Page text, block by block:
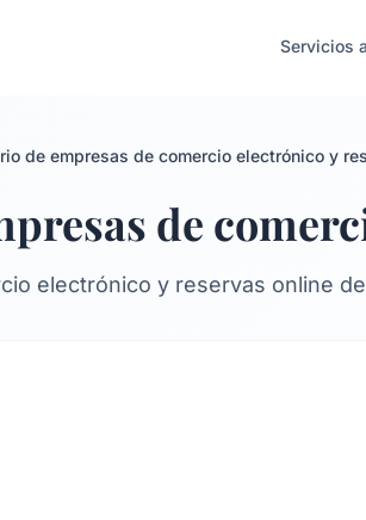
Servicios
de empresas de comercio electrónico y
de
electrónico y reservas online